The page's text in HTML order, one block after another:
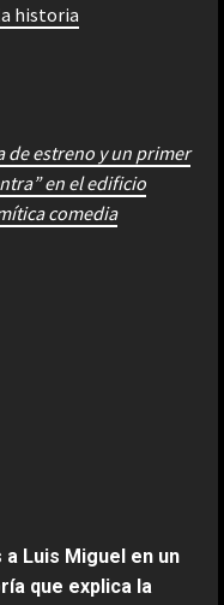
historia
de estreno y un primer
en el edificio
comedia
Luis Miguel en un
que explica la